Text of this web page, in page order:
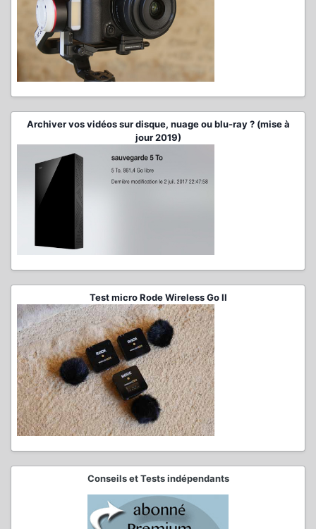
Archiver vos vidéos sur disque, nuage ou blu-ray ? (mise à
jour 2019)
Test micro Rode Wireless Go II
Conseils et Tests indépendants